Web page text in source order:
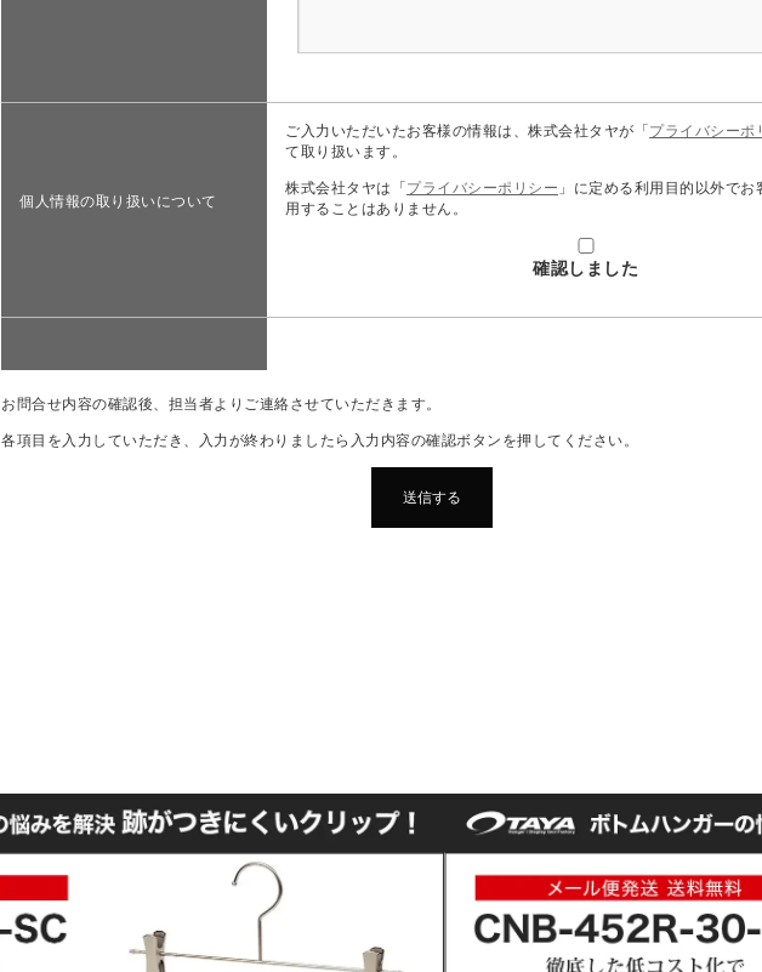
個人情報の取り扱いについて
ご入力いただいたお客様の情報は、株式会社タヤが「 プライバシーポ
て取り扱います。
株式会社タヤは「 プライバシーポリシー 」に定める利用目的以外でお
用することはありません。
確認しました
お問合せ内容の確認後、担当者よりご連絡させていただきます。
各項目を入力していただき、入力が終わりましたら入力内容の確認ボタンを押してください。